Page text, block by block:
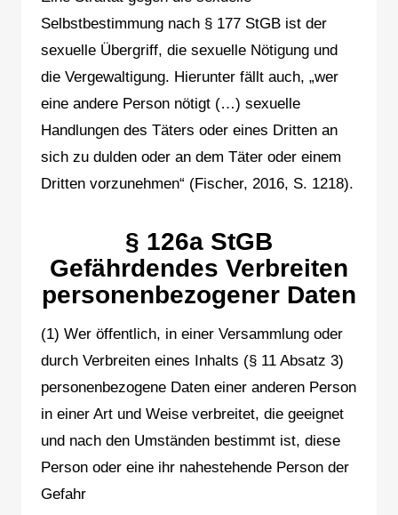
Selbstbestimmung nach § 177 StGB ist der
sexuelle Übergriff, die sexuelle Nötigung und
die Vergewaltigung. Hierunter fällt auch, „wer
eine andere Person nötigt (…) sexuelle
Handlungen des Täters oder eines Dritten an
sich zu dulden oder an dem Täter oder einem
Dritten vorzunehmen“ (Fischer, 2016, S. 1218).
§ 126a StGB
Gefährdendes Verbreiten
personenbezogener Daten
(1) Wer öffentlich, in einer Versammlung oder
durch Verbreiten eines Inhalts (§ 11 Absatz 3)
personenbezogene Daten einer anderen Person
in einer Art und Weise verbreitet, die geeignet
und nach den Umständen bestimmt ist, diese
Person oder eine ihr nahestehende Person der
Gefahr